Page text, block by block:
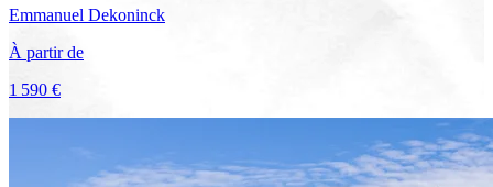
Emmanuel Dekoninck
À partir de
1 590 €